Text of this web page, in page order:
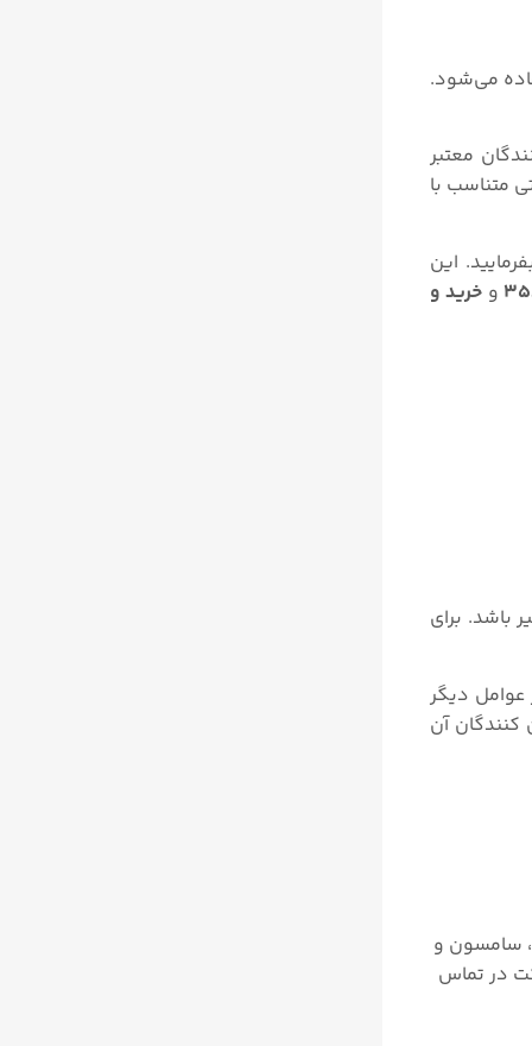
می‌شود.
معتبر
متناسب با
این
و خرید و
باشد. برای
فیشر ۳۵۸۲ ممکن است تحت تأثیر عوامل دیگر
کنندگان آن
سامسون و
در تماس